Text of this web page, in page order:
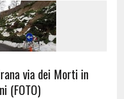
via dei Morti in
(FOTO)